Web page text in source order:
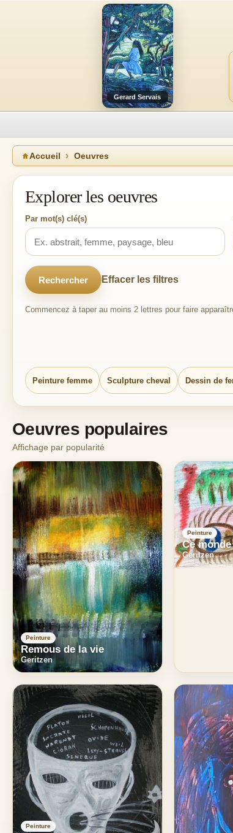
Gerard Servais
Accueil Oeuvres
Explorer les oeuvres
Par mot(s) clé(s)
Rechercher Effacer les filtres
Commencez à taper au moins 2 lettres pour faire
Peinture femme Sculpture cheval Dessin de
Oeuvres populaires
Affichage par popularité
Peinture
Remous de la vie
Geritzen
Peinture
Ce
Geritzen
Peinture